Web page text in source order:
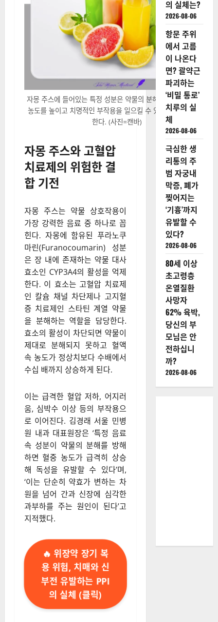
자몽 주스에 들어있는 특정 성분은 약물의 분해를 방해하여 혈중
농도를 높이고 치명적인 부작용을 일으킬 수 있으므로 주의해야
한다. (사진=캔바)
자몽 주스와 고혈압
치료제의 위험한 결
합 기전
자몽 주스는 약물 상호작용이
가장 강력한 음료 중 하나로 꼽
힌다. 자몽에 함유된 푸라노쿠
마린(Furanocoumarin) 성분
은 장 내에 존재하는 약물 대사
효소인 CYP3A4의 활성을 억제
한다. 이 효소는 고혈압 치료제
인 칼슘 채널 차단제나 고지혈
증 치료제인 스타틴 계열 약물
을 분해하는 역할을 담당한다.
효소의 활성이 차단되면 약물이
제대로 분해되지 못하고 혈액
속 농도가 정상치보다 수배에서
수십 배까지 상승하게 된다.
이는 급격한 혈압 저하, 어지러
움, 심박수 이상 등의 부작용으
로 이어진다. 김경래 서울 민병
원 내과 대표원장은 ‘특정 음료
속 성분이 약물의 분해를 방해
하면 혈중 농도가 급격히 상승
해 독성을 유발할 수 있다’며,
‘이는 단순히 약효가 변하는 차
원을 넘어 간과 신장에 심각한
과부하를 주는 원인이 된다’고
지적했다.
🔥 위장약 장기 복
용 위험, 치매와 신
부전 유발하는 PPI
의 실체 (클릭)
의 실체는?
2026-08-06
항문 주위
에서 고름
이 나온다
면? 괄약근
파괴하는
‘비밀 통로’
치루의 실
체
2026-08-06
극심한 생
리통의 주
범 자궁내
막증, 폐가
찢어지는
‘기흉’까지
유발할 수
있다?
2026-08-06
80세 이상
초고령층
온열질환
사망자
62% 육박,
당신의 부
모님은 안
전하십니
까?
2026-08-06